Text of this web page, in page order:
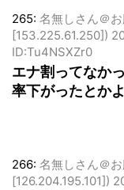
265:名無しさん＠
[153.225.61.250])
ID:Tu4NSXZr0
エナ割ってなか
266:名無しさん＠